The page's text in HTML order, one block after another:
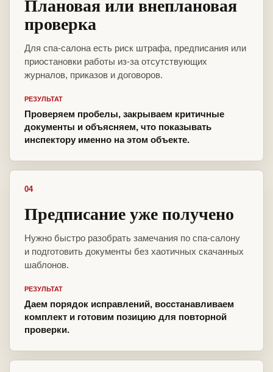
Плановая или внеплановая
проверка
Для спа-салона есть риск штрафа, предписания или
приостановки работы из-за отсутствующих
журналов, приказов и договоров.
РЕЗУЛЬТАТ
Проверяем пробелы, закрываем критичные
документы и объясняем, что показывать
инспектору именно на этом объекте.
04
Предписание уже получено
Нужно быстро разобрать замечания по спа-салону
и подготовить документы без хаотичных скачанных
шаблонов.
РЕЗУЛЬТАТ
Даем порядок исправлений, восстанавливаем
комплект и готовим позицию для повторной
проверки.